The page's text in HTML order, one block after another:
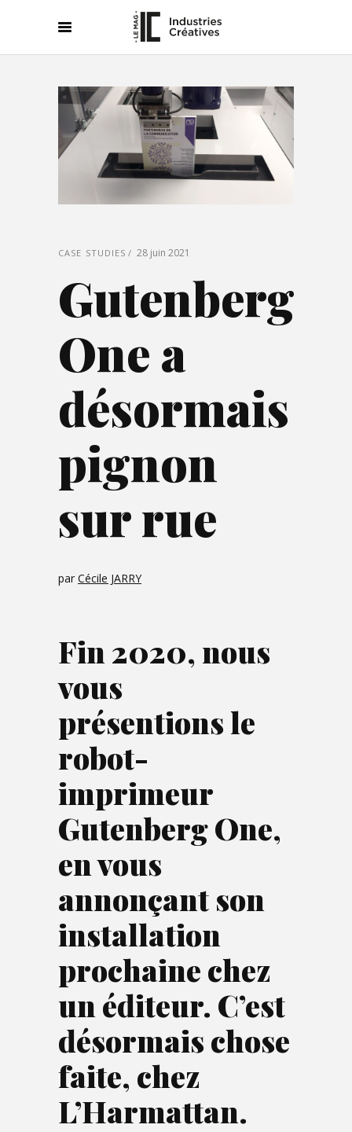
CASE STUDIES 28 juin 2021
Gutenberg
One a
désormais
pignon
sur rue
par Cécile JARRY
Fin 2020, nous
vous
présentionsle
robot-
imprimeur
Gutenberg One,
en vous
annonçant son
installation
prochaine chez
un éditeur. C’est
désormais chose
faite, chez
L’Harmattan.